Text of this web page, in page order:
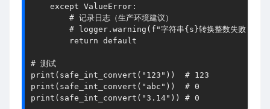
    except ValueError:
        # 记录日志（生产环境建议）
# logger.warning(f"字符串{s}转换整数失败，使
        return default
# 测试
print(safe_int_convert("123"))  # 123
print(safe_int_convert("abc"))  # 0